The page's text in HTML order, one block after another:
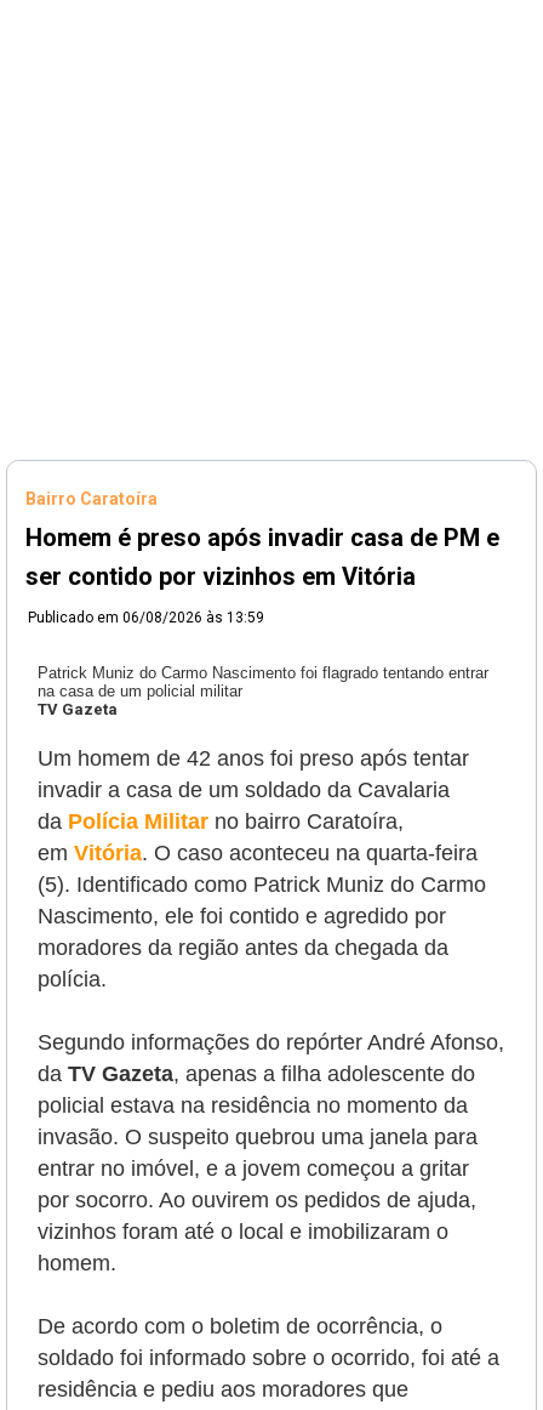
Bairro Caratoíra
Homem é preso após invadir casa de PM e
ser contido por vizinhos em Vitória
Publicado em 06/08/2026 às 13:59
Patrick Muniz do Carmo Nascimento foi flagrado tentando entrar
na casa de um policial militar
TV Gazeta
Um homem de 42 anos foi preso após tentar
invadir a casa de um soldado da Cavalaria
da Polícia Militar no bairro Caratoíra,
em Vitória. O caso aconteceu na quarta-feira
(5). Identificado como Patrick Muniz do Carmo
Nascimento, ele foi contido e agredido por
moradores da região antes da chegada da
polícia.
Segundo informações do repórter André Afonso,
da TV Gazeta, apenas a filha adolescente do
policial estava na residência no momento da
invasão. O suspeito quebrou uma janela para
entrar no imóvel, e a jovem começou a gritar
por socorro. Ao ouvirem os pedidos de ajuda,
vizinhos foram até o local e imobilizaram o
homem.
De acordo com o boletim de ocorrência, o
soldado foi informado sobre o ocorrido, foi até a
residência e pediu aos moradores que